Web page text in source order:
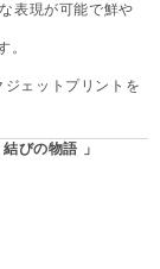
表現が可能で鮮や
。
ェットプリントを
びの物語 」